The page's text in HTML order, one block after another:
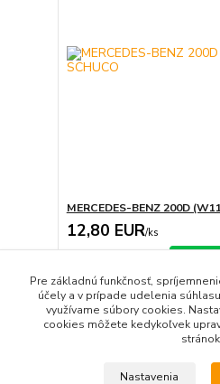
MERCEDES-BENZ 200D
12,80 EUR/ks
strana
Pre základnú funkčnosť,
účely a v prípade udelenia
využívame súbory cookies.
cookies môžete kedykoľvek
Nastavenia